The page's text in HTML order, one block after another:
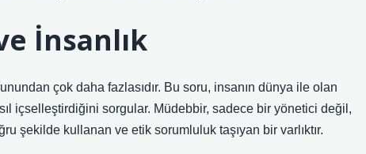
İnsanlık
çok daha fazlasıdır. Bu soru, insanın dünya ile olan
içselleştirdiğini sorgular. Müdebbir, sadece bir yönetici değil,
şekilde kullanan ve etik sorumluluk taşıyan bir varlıktır.